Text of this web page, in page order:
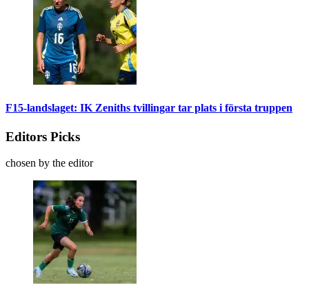
F15-landslaget: IK Zeniths tvillingar tar plats i första truppen
Editors Picks
chosen by the editor